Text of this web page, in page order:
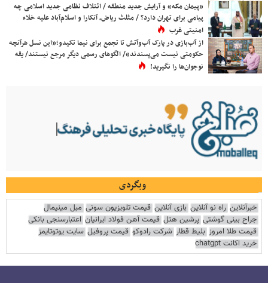
«پیمان مکه» و آرایش جدید منطقه / ائتلاف نظامی جدید اسلامی چه
پیامی برای تهران دارد؟ / مثلث ریاض، آنکارا و اسلام‌آباد علیه خلاء
امنیتی غرب
از آب‌بازی در پارک آب‌وآتش تا تجمع برای نیما تکیدو؛«این نسل هرآنچه
حکومتی نیست می‌پسندند»/ الگوهای رسمی دیگر مرجع نیستند/ یقه
نوجوان‌ها را نگیرید!
وبگردی
خبرآنلاین راه نو آنلاین بازی آنلاین قیمت تلویزیون سونی مبل مینیمال
جراح بینی گوشتی پرشین هتل قیمت آهن فولاد ایرانیان اعتبارسنجی بانکی
قیمت طلا امروز بلیط قطار شرکت رادوکو قیمت پروفیل سایت یوتوتایمز
خرید اکانت chatgpt